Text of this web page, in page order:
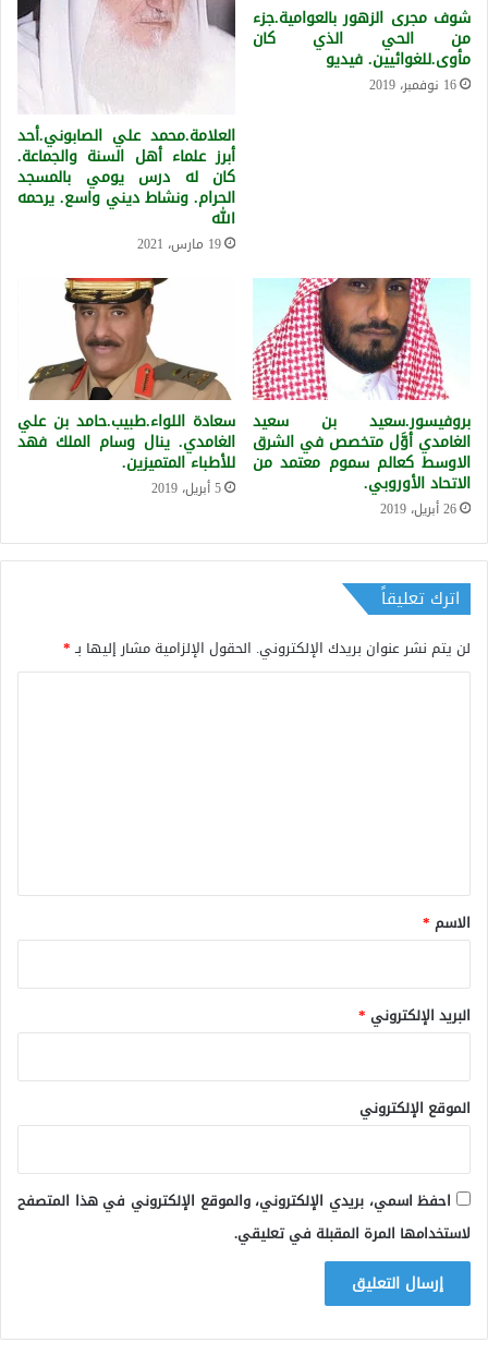
شوف مجرى الزهور بالعوامية.جزء
من الحي الذي كان
مأوى.للغوائيين. فيديو
16 نوفمبر، 2019
العلامة.محمد علي الصابوني.أحد
أبرز علماء أهل السنة والجماعة.
كان له درس يومي بالمسجد
الحرام. ونشاط ديني واسع. يرحمه
الله
19 مارس، 2021
بروفيسور.سعيد بن سعيد
الغامدي أوَّل متخصص في الشرق
الاوسط كعالم سموم معتمد من
الاتحاد الأوروبي.
26 أبريل، 2019
سعادة اللواء.طبيب.حامد بن علي
الغامدي. ينال وسام الملك فهد
للأطباء المتميزين.
5 أبريل، 2019
اترك تعليقاً
لن يتم نشر عنوان بريدك الإلكتروني. الحقول الإلزامية مشار إليها بـ*
*
الاسم *
البريد الإلكتروني *
الموقع الإلكتروني
احفظ اسمي، بريدي الإلكتروني، والموقع الإلكتروني في هذا المتصفح
لاستخدامها المرة المقبلة في تعليقي.